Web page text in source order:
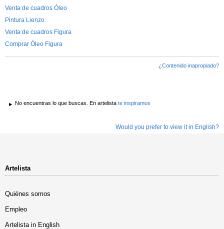
Venta de cuadros Óleo
Pintura Lienzo
Venta de cuadros Figura
Comprar Óleo Figura
¿Contenido inapropiado?
No encuentras lo que buscas. En artelista te inspiramos
Would you prefer to view it in English?
Artelista
Quiénes somos
Empleo
Artelista in English